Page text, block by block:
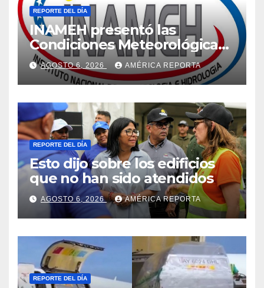
REPORTE DEL DÍA
INAMEH presentó las
Condiciones Meteorológicas
para las próximas 24 horas,
de este jueves 6 de agosto
2026
AGOSTO 6, 2026 AMÉRICA REPORTA
REPORTE DEL DÍA
Esto dijo sobre los edificios
que no han sido atendidos
AGOSTO 6, 2026 AMÉRICA REPORTA
REPORTE DEL DÍA